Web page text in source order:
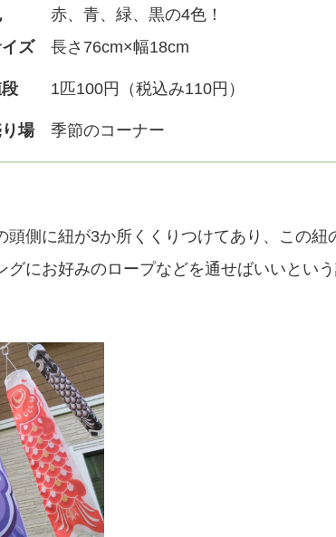
赤、青、緑、黒の4色！
ズ長さ76cm×幅18cm
1匹100円（税込み110円）
場季節のコーナー
頭側に紐が3か所くくりつけてあり、この紐
グにお好みのロープなどを通せばいいという